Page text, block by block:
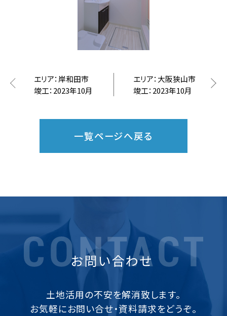
エリア：岸和田市
竣工：2023年10月
エリア：大阪狭山市
竣工：2023年10月
一覧ページへ戻る
土地活用の不安を解消致します。
お気軽にお問い合せ・資料請求をどうぞ。